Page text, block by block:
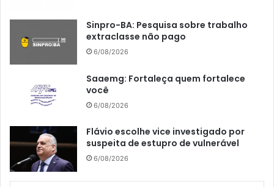
Sinpro-BA: Pesquisa sobre trabalho
extraclasse não pago
6/08/2026
Saaemg: Fortaleça quem fortalece
você
6/08/2026
Flávio escolhe vice investigado por
suspeita de estupro de vulnerável
6/08/2026